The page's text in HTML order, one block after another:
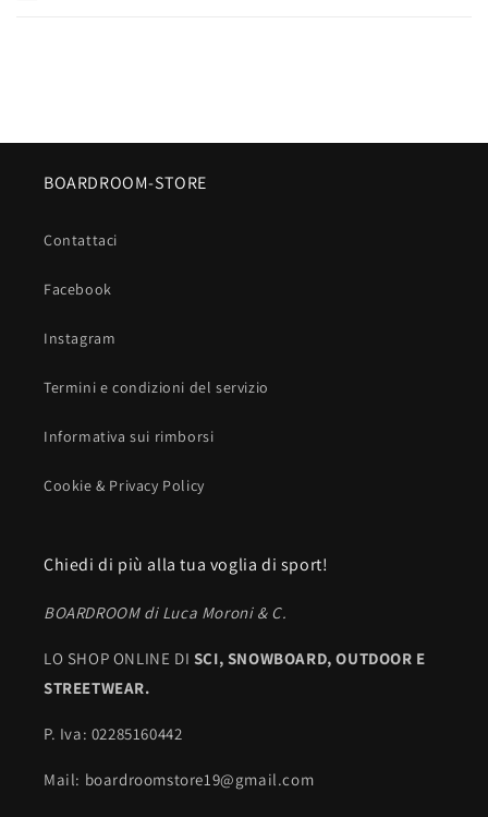
BOARDROOM-STORE
Contattaci
Facebook
Instagram
Termini e condizioni del servizio
Informativa sui rimborsi
Cookie & Privacy Policy
Chiedi di più alla tua voglia di sport!
BOARDROOM di Luca Moroni & C.
LO SHOP ONLINE DI SCI, SNOWBOARD, OUTDOOR E
STREETWEAR.
P. Iva: 02285160442
Mail: boardroomstore19@gmail.com